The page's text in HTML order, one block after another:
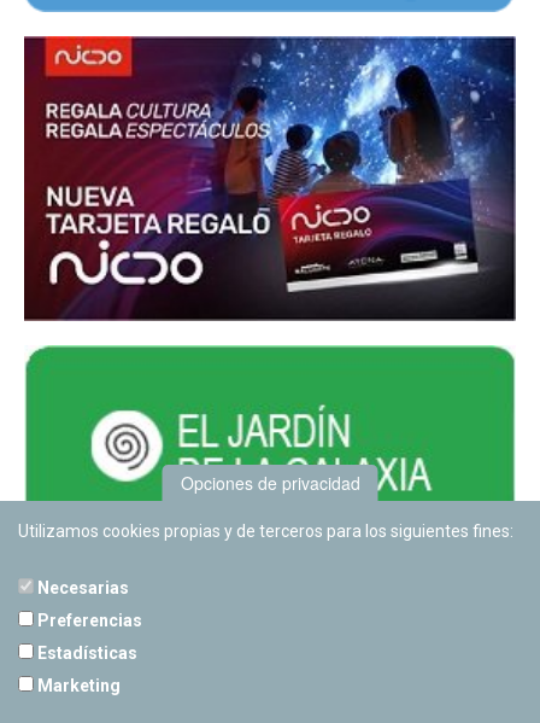
Opciones de privacidad
Utilizamos cookies propias y de terceros para los siguientes fines:
Necesarias
Preferencias
Estadísticas
Marketing